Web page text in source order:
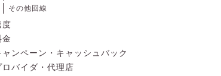
その他回線
度
金
ャンペーン・キャッシュバック
ロバイダ・代理店